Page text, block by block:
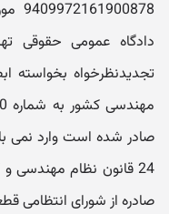
دادگاه عمومی حقوقی
تجدیدنظرخواه بخواسته
صادر شده است وارد نمی
صادره از شورای انتظامی